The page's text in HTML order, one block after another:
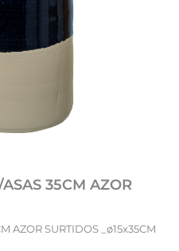
35CM AZOR
AZOR SURTIDOS _ø15x35CM